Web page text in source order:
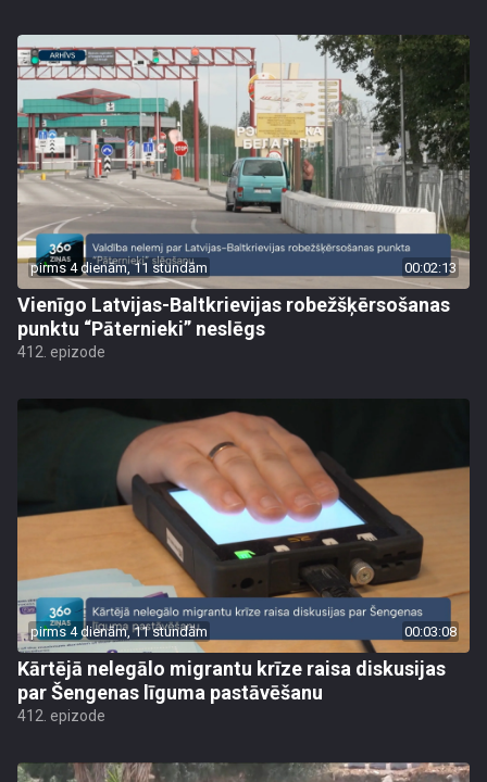
pirms 4 dienām, 11 stundām 00:02:13
Vienīgo Latvijas-Baltkrievijas robežšķērsošanas
punktu “Pāternieki” neslēgs
412. epizode
pirms 4 dienām, 11 stundām 00:03:08
Kārtējā nelegālo migrantu krīze raisa diskusijas
par Šengenas līguma pastāvēšanu
412. epizode